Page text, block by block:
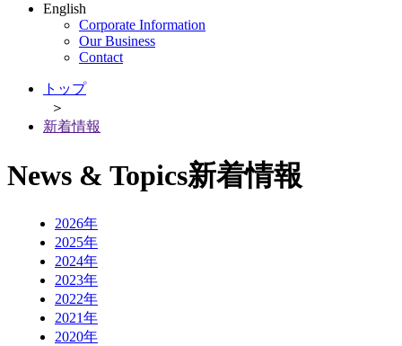
English
Corporate Information
Our Business
Contact
トップ
＞
新着情報
News & Topics新着情報
2026年
2025年
2024年
2023年
2022年
2021年
2020年